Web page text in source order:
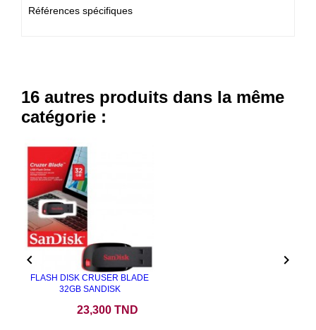
Références spécifiques
16 autres produits dans la même
catégorie :
FLASH DISK CRUSER BLADE
32GB SANDISK
23,300 TND
 